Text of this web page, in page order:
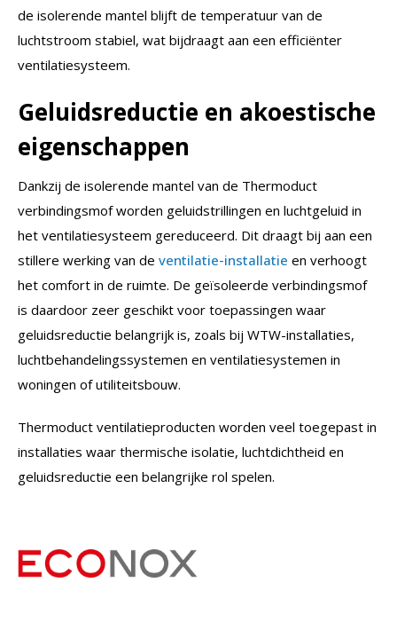
de isolerende mantel blijft de temperatuur van de
luchtstroom stabiel, wat bijdraagt aan een efficiënter
ventilatiesysteem.
Geluidsreductie en akoestische
eigenschappen
Dankzij de isolerende mantel van de Thermoduct
verbindingsmof worden geluidstrillingen en luchtgeluid in
het ventilatiesysteem gereduceerd. Dit draagt bij aan een
stillere werking van de ventilatie-installatie en verhoogt
het comfort in de ruimte. De geïsoleerde verbindingsmof
is daardoor zeer geschikt voor toepassingen waar
geluidsreductie belangrijk is, zoals bij WTW-installaties,
luchtbehandelingssystemen en ventilatiesystemen in
woningen of utiliteitsbouw.
Thermoduct ventilatieproducten worden veel toegepast in
installaties waar thermische isolatie, luchtdichtheid en
geluidsreductie een belangrijke rol spelen.